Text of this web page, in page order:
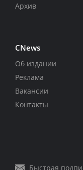
Архив
CNews
Об издании
Реклама
Вакансии
Контакты
Быстрая